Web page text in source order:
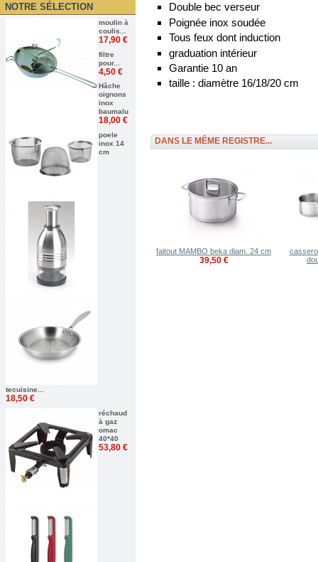
NOTRE SÉLECTION
moulin à
coulis...
17,90 €
filtre
pour...
4,50 €
Hâche
oignons
inox
baumalu
18,00 €
poele
inox 14
cm
tecuisine...
18,50 €
réchaud
à gaz
omac
40*40
53,80 €
Double bec verseur
Poignée inox soudée
Tous feux dont induction
graduation intérieur
Garantie 10 an
taille : diamètre 16/18/20 cm
DANS LE MÊME REGISTRE...
faitout MAMBO beka diam. 24 cm
39,50 €